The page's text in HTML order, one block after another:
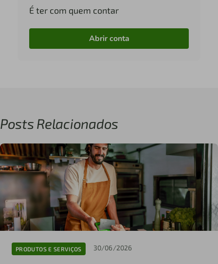
É ter com quem contar
Abrir conta
Posts Relacionados
PRODUTOS E SERVIÇOS 30/06/2026